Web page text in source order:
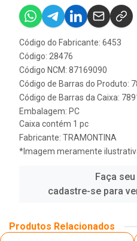
Código do Fabricante: 6453
Código: 28476
Código NCM: 87169090
Código de Barras do Produto:
Código de Barras da Caixa:
Embalagem: PC
Caixa contém 1 pc
Fabricante: TRAMONTINA
*Imagem meramente
Faça
cadastre-se para
Produtos Relacionados